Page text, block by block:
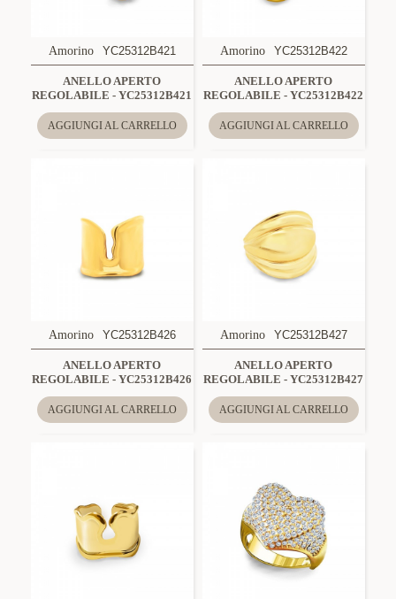
Amorino YC25312B421
ANELLO APERTO
REGOLABILE - YC25312B421
AGGIUNGI AL CARRELLO
Amorino YC25312B422
ANELLO APERTO
REGOLABILE - YC25312B422
AGGIUNGI AL CARRELLO
Amorino YC25312B426
ANELLO APERTO
REGOLABILE - YC25312B426
AGGIUNGI AL CARRELLO
Amorino YC25312B427
ANELLO APERTO
REGOLABILE - YC25312B427
AGGIUNGI AL CARRELLO